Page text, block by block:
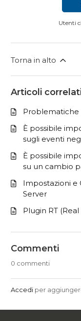
Utenti
Torna in alto
Articoli
Problematiche
È possibile
sugli eventi
È possibile
su un cambio
Impostazioni e
Server
Plugin RT (Real
Commenti
0 commenti
Accedi per